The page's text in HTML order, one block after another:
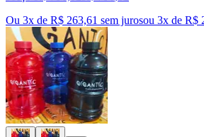
Ou 3x de R$ 263,61 sem jurosou 3x de R$